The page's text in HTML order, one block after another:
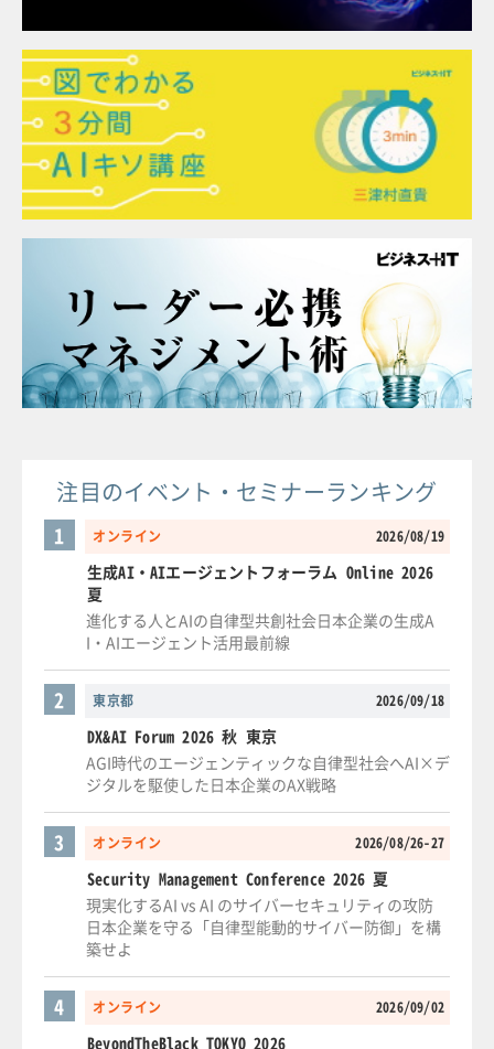
注目のイベント・セミナーランキング
オンライン 2026/08/19
1
生成AI・AIエージェントフォーラム Online 2026
夏
進化する人とAIの自律型共創社会日本企業の生成A
I・AIエージェント活用最前線
東京都 2026/09/18
2
DX&AI Forum 2026 秋 東京
AGI時代のエージェンティックな自律型社会へAI×デ
ジタルを駆使した日本企業のAX戦略
オンライン 2026/08/26-27
3
Security Management Conference 2026 夏
現実化するAI vs AI のサイバーセキュリティの攻防
日本企業を守る「自律型能動的サイバー防御」を構
築せよ
オンライン 2026/09/02
4
BeyondTheBlack TOKYO 2026